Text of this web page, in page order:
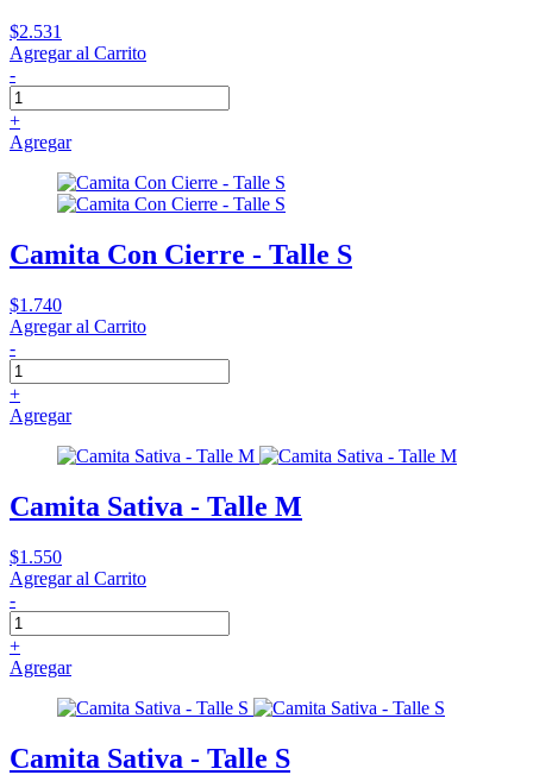
$2.531
Agregar al Carrito
-
+
Agregar
Camita Con Cierre - Talle S
$1.740
Agregar al Carrito
-
+
Agregar
Camita Sativa - Talle M
$1.550
Agregar al Carrito
-
+
Agregar
Camita Sativa - Talle S